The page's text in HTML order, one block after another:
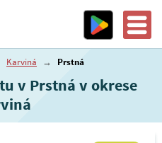
Karviná → Prstná
v Prstná v okrese